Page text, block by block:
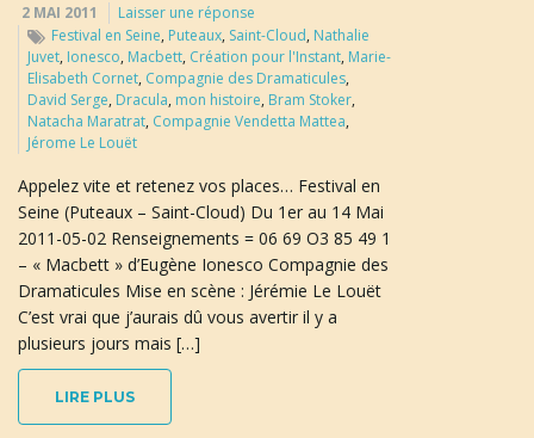
2 MAI 2011
Laisser une réponse
Festival en Seine, Puteaux, Saint-Cloud, Nathalie
Juvet, Ionesco, Macbett, Création pour l'Instant, Marie-
Elisabeth Cornet, Compagnie des Dramaticules,
David Serge, Dracula, mon histoire, Bram Stoker,
Natacha Maratrat, Compagnie Vendetta Mattea,
Jérome Le Louët
Appelez vite et retenez vos places… Festival en
Seine (Puteaux – Saint-Cloud) Du 1er au 14 Mai
2011-05-02 Renseignements = 06 69 O3 85 49 1
– « Macbett » d’Eugène Ionesco Compagnie des
Dramaticules Mise en scène : Jérémie Le Louët
C’est vrai que j’aurais dû vous avertir il y a
plusieurs jours mais […]
LIRE PLUS